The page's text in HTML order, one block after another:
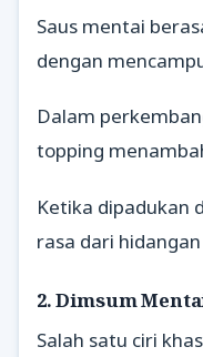
Saus mentai
dengan
Dalam
topping
Ketika dipadukan
rasa dari
2. Dimsum
Salah satu ciri